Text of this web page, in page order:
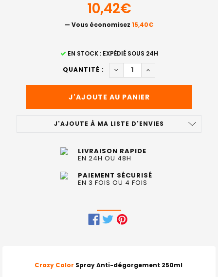
10,42€
— Vous économisez 15,40€
EN STOCK : EXPÉDIÉ SOUS 24H
QUANTITÉ :
DIMINUER LA QUANTITÉ DE
AUGMENTER LA
J'AJOUTE À MA LISTE D'ENVIES
LIVRAISON RAPIDE
EN 24H OU 48H
PAIEMENT SÉCURISÉ
EN 3 FOIS OU 4 FOIS
ENSEMBLECrazy Color Spray Anti-dégorgement 250ml